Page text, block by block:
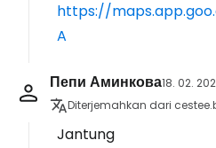
https://
A
Пепи Аминкова18. 02.
Diterjemahkan dari
Jantung